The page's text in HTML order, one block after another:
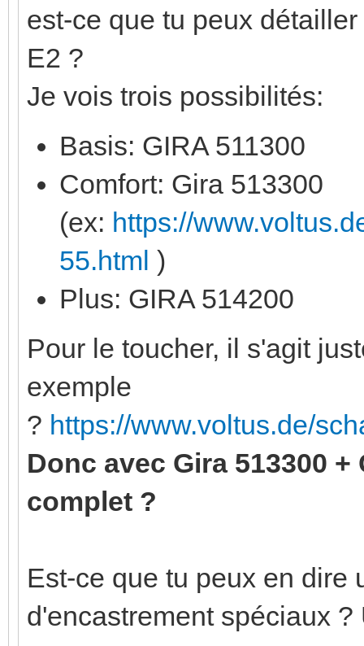
est-ce que tu peux
E2 ?
Je vois trois possibilités:
Basis: GIRA 511300
Comfort: Gira 513300
(ex: https://
55.html )
Plus: GIRA 514200
Pour le toucher, il s'agit
exemple
? https://www.voltus.de/
Donc avec Gira 513300
complet ?
Est-ce que tu peux en dire
d'encastrement spéciaux